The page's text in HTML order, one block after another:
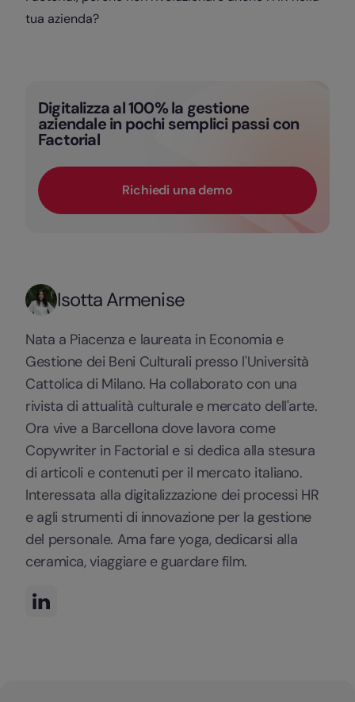
tua azienda?
Digitalizza al 100% la gestione
aziendale in pochi semplici passi con
Factorial
Richiedi una demo
Isotta Armenise
Nata a Piacenza e laureata in Economia e
Gestione dei Beni Culturali presso l'Università
Cattolica di Milano. Ha collaborato con una
rivista di attualità culturale e mercato dell'arte.
Ora vive a Barcellona dove lavora come
Copywriter in Factorial e si dedica alla stesura
di articoli e contenuti per il mercato italiano.
Interessata alla digitalizzazione dei processi HR
e agli strumenti di innovazione per la gestione
del personale. Ama fare yoga, dedicarsi alla
ceramica, viaggiare e guardare film.